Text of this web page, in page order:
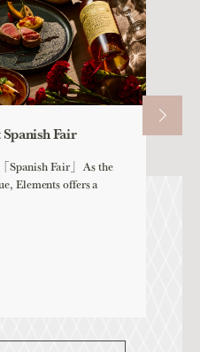
Fair
Spanish Fair」 As the
Elements offers a